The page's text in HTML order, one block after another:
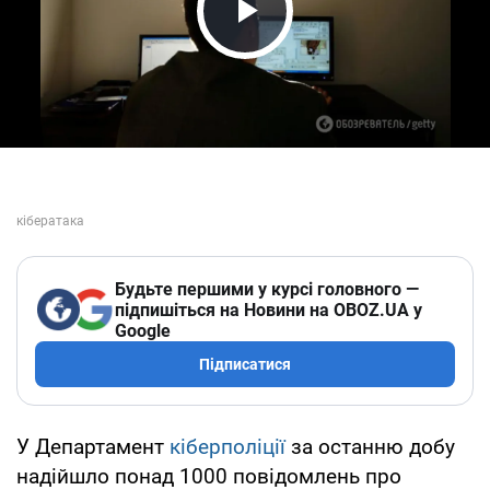
Play Video
Будьте першими у курсі головного —
підпишіться на Новини на OBOZ.UA у
Google
Підписатися
У Департамент кіберполіціїза останню добу
надійшло понад 1000 повідомлень про